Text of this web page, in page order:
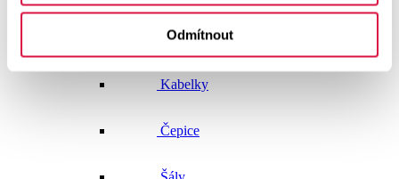
Odmítnout
Peněženky
Kabelky
Čepice